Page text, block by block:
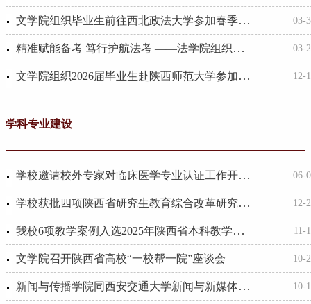
文学院组织毕业生前往西北政法大学参加春季大型就业洽谈会 03-
精准赋能备考 笃行护航法考 ——法学院组织学生赴西北政法大学参加法考培训 03-
文学院组织2026届毕业生赴陕西师范大学参加招聘会 12-
学科专业建设
学校邀请校外专家对临床医学专业认证工作开展指导 06-
学校获批四项陕西省研究生教育综合改革研究与实践项目 12-
我校6项教学案例入选2025年陕西省本科教学案例库 11-
文学院召开陕西省高校“一校帮一院”座谈会 10-
新闻与传播学院同西安交通大学新闻与新媒体学院举行“一校帮一院”专题座谈会 10-